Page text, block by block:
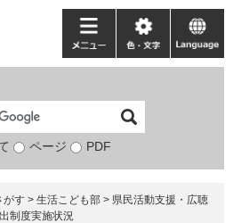
検
象
ページ PDF
メ
ニ
ー
色・
文
language
がす > 生活こども部 > 県民活動支援・広聴
制度実施状況